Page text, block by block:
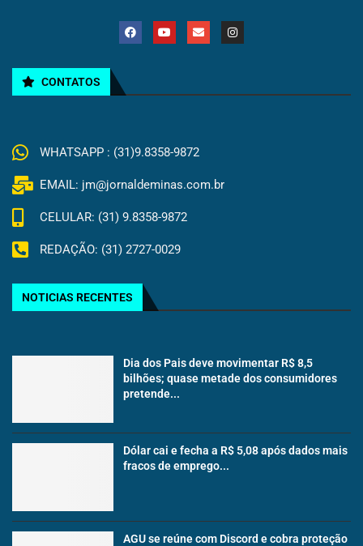
CONTATOS
WHATSAPP : (31)9.8358-9872
EMAIL: jm@jornaldeminas.com.br
CELULAR: (31) 9.8358-9872
REDAÇÃO: (31) 2727-0029
NOTICIAS RECENTES
Dia dos Pais deve movimentar R$ 8,5
bilhões; quase metade dos consumidores
pretende...
Dólar cai e fecha a R$ 5,08 após dados mais
fracos de emprego...
AGU se reúne com Discord e cobra proteção